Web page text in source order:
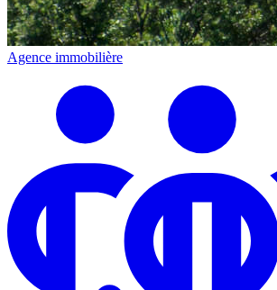
Agence immobilière